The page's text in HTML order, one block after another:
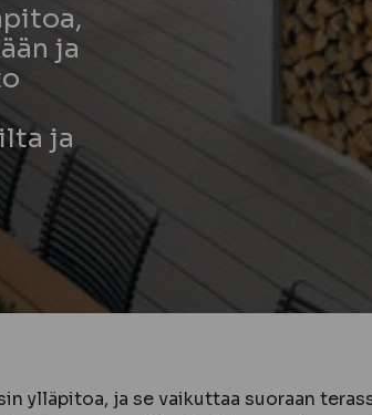
ja
ja
ylläpitoa, ja se vaikuttaa suoraan